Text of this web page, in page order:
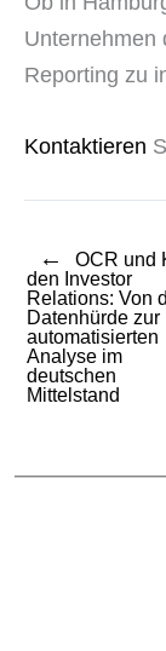
Unternehmen
Reporting zu
Kontaktieren
←
OCR und
den Investor
Relations: Von
Datenhürde zur
automatisierten
Analyse im
deutschen
Mittelstand